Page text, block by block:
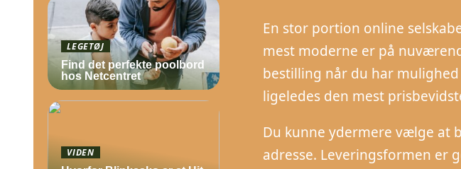
En stor portion online
mest moderne er på
bestilling når du har
ligeledes den mest
Du kunne ydermere vælge at
adresse. Leveringsformen er
LEGETØJ
Find det perfekte poolbord
hos Netcentret
VIDEN